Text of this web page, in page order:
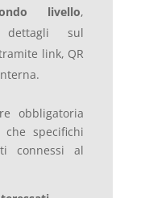
livello,
sul
link, QR
obbligatoria
che specifichi
connessi al